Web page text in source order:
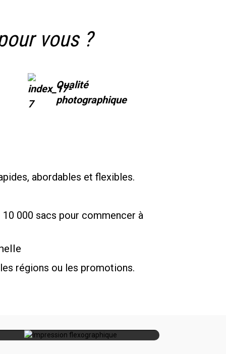
vous ?
Qualité
photographique
abordables et flexibles.
000 sacs pour commencer à
régions ou les promotions.